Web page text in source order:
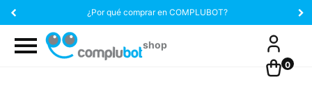
¿Por qué comprar en COMPLUBOT?
0